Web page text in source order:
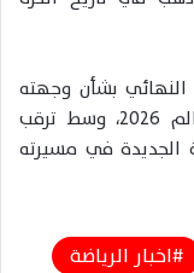
النهائي بشأن وجهته
، وسط ترقب
الجديدة في مسيرته
اخبار الرياضة